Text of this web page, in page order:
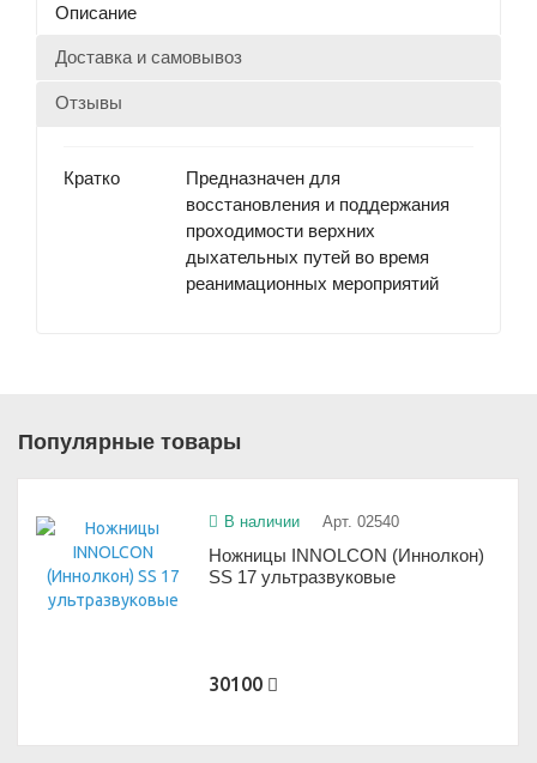
Описание
Доставка и самовывоз
Отзывы
Кратко
Предназначен для
восстановления и поддержания
проходимости верхних
дыхательных путей во время
реанимационных мероприятий
Популярные товары
В наличии Арт. 02540
Ножницы INNOLCON (Иннолкон)
SS 17 ультразвуковые
30100